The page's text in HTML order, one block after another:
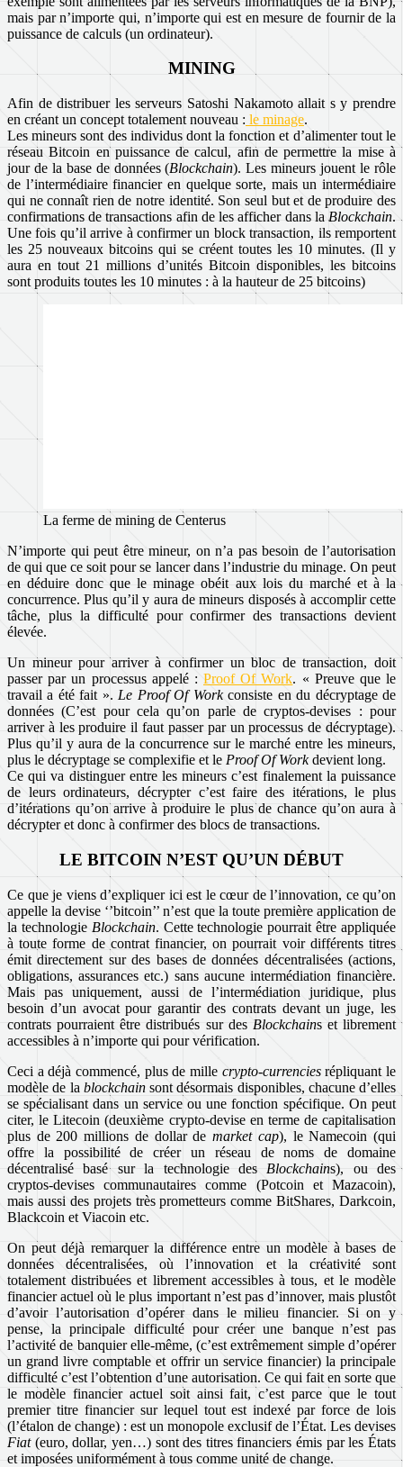
mais par n’importe qui, n’importe qui est en mesure de fournir de la
puissance de calculs (un ordinateur).
MINING
Afin de distribuer les serveurs Satoshi Nakamoto allait s y prendre
en créant un concept totalement nouveau : le minage.
Les mineurs sont des individus dont la fonction et d’alimenter tout le
réseau Bitcoin en puissance de calcul, afin de permettre la mise à
jour de la base de données (Blockchain). Les mineurs jouent le rôle
de l’intermédiaire financier en quelque sorte, mais un intermédiaire
qui ne connaît rien de notre identité. Son seul but et de produire des
confirmations de transactions afin de les afficher dans la Blockchain.
Une fois qu’il arrive à confirmer un block transaction, ils remportent
les 25 nouveaux bitcoins qui se créent toutes les 10 minutes. (Il y
aura en tout 21 millions d’unités Bitcoin disponibles, les bitcoins
sont produits toutes les 10 minutes : à la hauteur de 25 bitcoins)
La ferme de mining de Centerus
N’importe qui peut être mineur, on n’a pas besoin de l’autorisation
de qui que ce soit pour se lancer dans l’industrie du minage. On peut
en déduire donc que le minage obéit aux lois du marché et à la
concurrence. Plus qu’il y aura de mineurs disposés à accomplir cette
tâche, plus la difficulté pour confirmer des transactions devient
élevée.
Un mineur pour arriver à confirmer un bloc de transaction, doit
passer par un processus appelé : Proof Of Work. « Preuve que le
travail a été fait ». Le Proof Of Workconsiste en du décryptage de
données (C’est pour cela qu’on parle de cryptos-devises : pour
arriver à les produire il faut passer par un processus de décryptage).
Plus qu’il y aura de la concurrence sur le marché entre les mineurs,
plus le décryptage se complexifie et le Proof Of Workdevient long.
Ce qui va distinguer entre les mineurs c’est finalement la puissance
de leurs ordinateurs, décrypter c’est faire des itérations, le plus
d’itérations qu’on arrive à produire le plus de chance qu’on aura à
décrypter et donc à confirmer des blocs de transactions.
LE BITCOIN N’EST QU’UN DÉBUT
Ce que je viens d’expliquer ici est le cœur de l’innovation, ce qu’on
appelle la devise ‘’bitcoin’’ n’est que la toute première application de
la technologie Blockchain. Cette technologie pourrait être appliquée
à toute forme de contrat financier, on pourrait voir différents titres
émit directement sur des bases de données décentralisées (actions,
obligations, assurances etc.) sans aucune intermédiation financière.
Mais pas uniquement, aussi de l’intermédiation juridique, plus
besoin d’un avocat pour garantir des contrats devant un juge, les
contrats pourraient être distribués sur des Blockchains et librement
accessibles à n’importe qui pour vérification.
Ceci a déjà commencé, plus de mille crypto-currenciesrépliquant le
modèle de la blockchainsont désormais disponibles, chacune d’elles
se spécialisant dans un service ou une fonction spécifique. On peut
citer, le Litecoin (deuxième crypto-devise en terme de capitalisation
plus de 200 millions de dollar demarket cap), le Namecoin (qui
offre la possibilité de créer un réseau de noms de domaine
décentralisé basé sur la technologie des Blockchains), ou des
cryptos-devises communautaires comme (Potcoin et Mazacoin),
mais aussi des projets très prometteurs comme BitShares, Darkcoin,
Blackcoin et Viacoin etc.
On peut déjà remarquer la différence entre un modèle à bases de
données décentralisées, où l’innovation et la créativité sont
totalement distribuées et librement accessibles à tous, et le modèle
financier actuel où le plus important n’est pas d’innover, mais plustôt
d’avoir l’autorisation d’opérer dans le milieu financier. Si on y
pense, la principale difficulté pour créer une banque n’est pas
l’activité de banquier elle-même, (c’est extrêmement simple d’opérer
un grand livre comptable et offrir un service financier) la principale
difficulté c’est l’obtention d’une autorisation. Ce qui fait en sorte que
le modèle financier actuel soit ainsi fait, c’est parce que le tout
premier titre financier sur lequel tout est indexé par force de lois
(l’étalon de change) : est un monopole exclusif de l’État. Les devises
Fiat(euro, dollar, yen…) sont des titres financiers émis par les États
et imposées uniformément à tous comme unité de change.